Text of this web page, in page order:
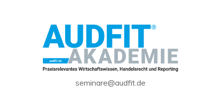
seminare@audfit.de